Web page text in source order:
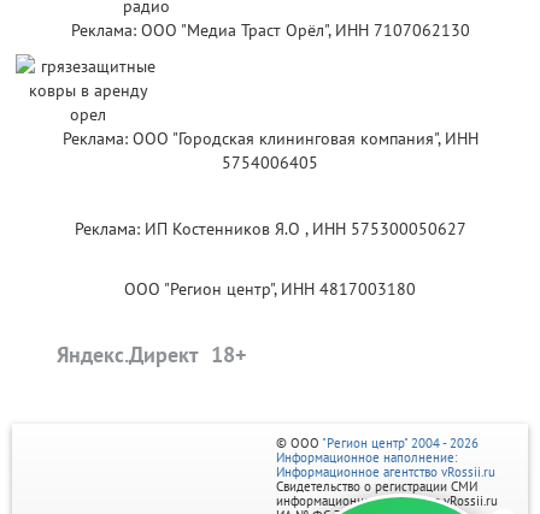
Реклама: ООО "Медиа Траст Орёл", ИНН 7107062130
Реклама: ООО "Городская клининговая компания", ИНН
5754006405
Реклама: ИП Костенников Я.О , ИНН 575300050627
ООО "Регион центр", ИНН 4817003180
Яндекс.Директ
© ООО "Регион центр" 2004 - 2026
Информационное наполнение:
Информационное агентство vRossii.ru
Свидетельство о регистрации СМИ
информационного агентства vRossii.ru